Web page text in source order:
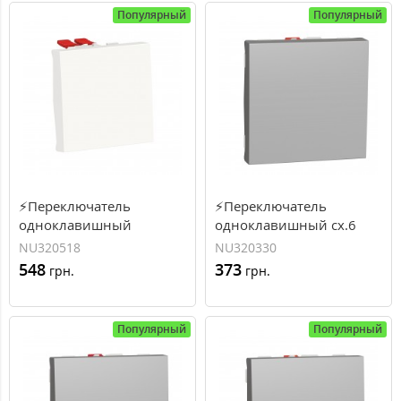
Популярный
⚡Переключатель
одноклавишный
перекрестный сх.7 10А 2
модуля Unica New белый
(NU320518)
NU320518
548 грн.
Популярный
⚡Переключатель
одноклавишный сх.6
10А 2 модуля Unica New
алюминий (NU320330)
NU320330
373 грн.
Популярный Популярный